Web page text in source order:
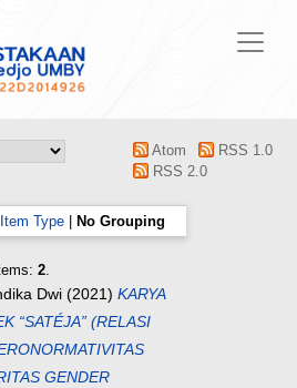
Atom
RSS 1.0
RSS 2.0
Item Type No Grouping
2.
Dwi (2021) KARYA
“SATÉJA” (RELASI
GENDER